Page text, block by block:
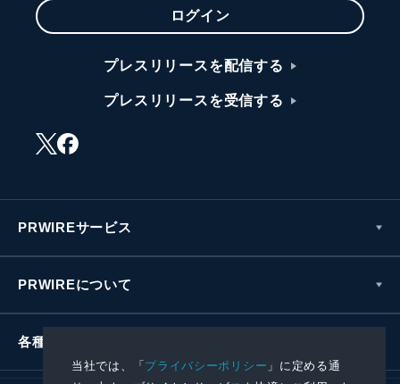
当社では、「プライバシーポリシー 」に定める通
ログイン
プレスリリースを配信する
プレスリリースを受信する
PRWIREサービス
PRWIREについて
各種お問い合わせ